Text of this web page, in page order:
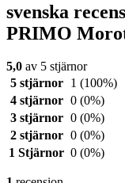
svenska
PRIMO
5,0 av 5 stjärnor
5 stjärnor
1 (100%)
4 stjärnor 0 (0%)
3 stjärnor 0 (0%)
2 stjärnor 0 (0%)
1 Stjärnor 0 (0%)